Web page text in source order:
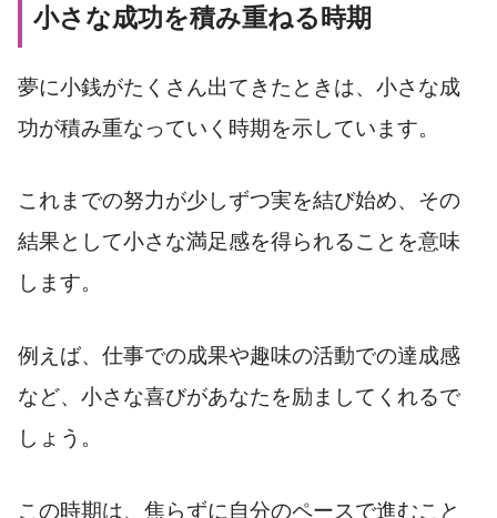
小さな成功を積み重ねる時期
夢に小銭がたくさん出てきたときは、小さな成
功が積み重なっていく時期を示しています。
これまでの努力が少しずつ実を結び始め、その
結果として小さな満足感を得られることを意味
します。
例えば、仕事での成果や趣味の活動での達成感
など、小さな喜びがあなたを励ましてくれるで
しょう。
この時期は、焦らずに自分のペースで進むこと